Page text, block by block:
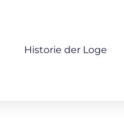
Historie der Loge